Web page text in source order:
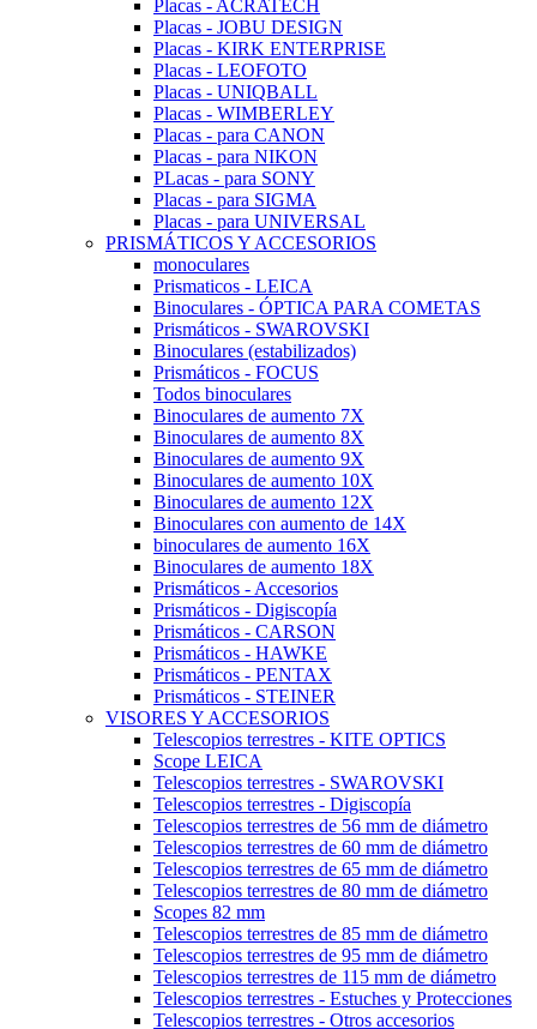
Placas - ACRATECH
Placas - JOBU DESIGN
Placas - KIRK ENTERPRISE
Placas - LEOFOTO
Placas - UNIQBALL
Placas - WIMBERLEY
Placas - para CANON
Placas - para NIKON
PLacas - para SONY
Placas - para SIGMA
Placas - para UNIVERSAL
PRISMÁTICOS Y ACCESORIOS
monoculares
Prismaticos - LEICA
Binoculares - ÓPTICA PARA COMETAS
Prismáticos - SWAROVSKI
Binoculares (estabilizados)
Prismáticos - FOCUS
Todos binoculares
Binoculares de aumento 7X
Binoculares de aumento 8X
Binoculares de aumento 9X
Binoculares de aumento 10X
Binoculares de aumento 12X
Binoculares con aumento de 14X
binoculares de aumento 16X
Binoculares de aumento 18X
Prismáticos - Accesorios
Prismáticos - Digiscopía
Prismáticos - CARSON
Prismáticos - HAWKE
Prismáticos - PENTAX
Prismáticos - STEINER
VISORES Y ACCESORIOS
Telescopios terrestres - KITE OPTICS
Scope LEICA
Telescopios terrestres - SWAROVSKI
Telescopios terrestres - Digiscopía
Telescopios terrestres de 56 mm de diámetro
Telescopios terrestres de 60 mm de diámetro
Telescopios terrestres de 65 mm de diámetro
Telescopios terrestres de 80 mm de diámetro
Scopes 82 mm
Telescopios terrestres de 85 mm de diámetro
Telescopios terrestres de 95 mm de diámetro
Telescopios terrestres de 115 mm de diámetro
Telescopios terrestres - Estuches y Protecciones
Telescopios terrestres - Otros accesorios